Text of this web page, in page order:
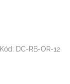
Kód: DC-RB-OR-12